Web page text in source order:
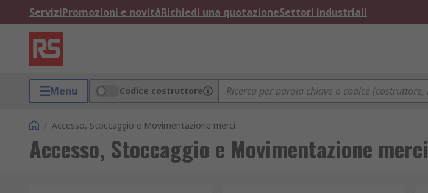
ServiziPromozioni e novitàRichiedi una quotazioneSettori industriali
Menu Codice costruttore
/ Accesso, Stoccaggio e Movimentazione merci
Accesso, Stoccaggio e Movimentazione merci